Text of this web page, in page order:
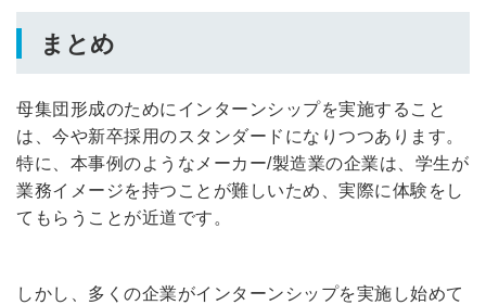
まとめ
母集団形成のためにインターンシップを実施すること
は、今や新卒採用のスタンダードになりつつあります。
特に、本事例のようなメーカー/製造業の企業は、学生が
業務イメージを持つことが難しいため、実際に体験をし
てもらうことが近道です。
しかし、多くの企業がインターンシップを実施し始めて